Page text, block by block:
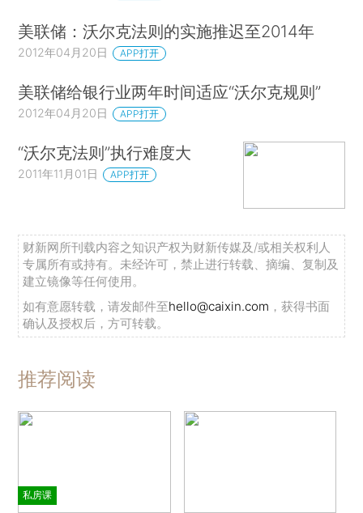
美联储：沃尔克法则的实施推迟至2014年
2012年04月20日 APP打开
美联储给银行业两年时间适应“沃尔克规则”
2012年04月20日 APP打开
“沃尔克法则”执行难度大
2011年11月01日 APP打开
财新网所刊载内容之知识产权为财新传媒及/或相关权利人
专属所有或持有。未经许可，禁止进行转载、摘编、复制及
建立镜像等任何使用。
如有意愿转载，请发邮件至hello@caixin.com ，获得书面
确认及授权后，方可转载。
推荐阅读
私房课